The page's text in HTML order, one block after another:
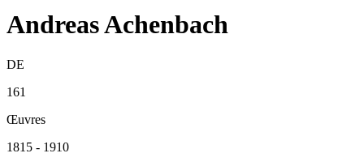
Andreas Achenbach
DE
161
Œuvres
1815 - 1910